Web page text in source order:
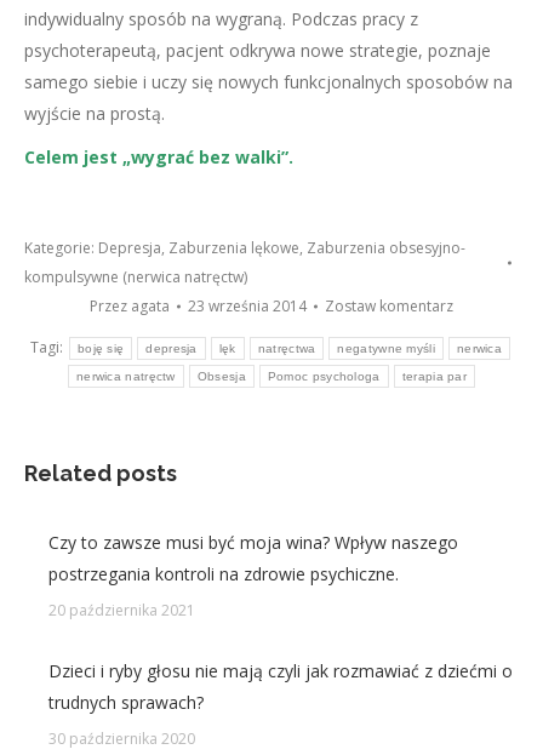
indywidualny sposób na wygraną. Podczas pracy z
psychoterapeutą, pacjent odkrywa nowe strategie, poznaje
samego siebie i uczy się nowych funkcjonalnych sposobów na
wyjście na prostą.
Celem jest „wygrać bez walki”.
Kategorie: Depresja, Zaburzenia lękowe, Zaburzenia obsesyjno-
kompulsywne (nerwica natręctw)
Przez agata 23 września 2014
Zostaw komentarz
Tagi:
boję się depresja lęk natręctwa negatywne myśli nerwica
nerwica natręctw Obsesja Pomoc psychologa terapia par
Related posts
Czy to zawsze musi być moja wina? Wpływ naszego
postrzegania kontroli na zdrowie psychiczne.
20 października 2021
Dzieci i ryby głosu nie mają czyli jak rozmawiać z dziećmi o
trudnych sprawach?
30 października 2020